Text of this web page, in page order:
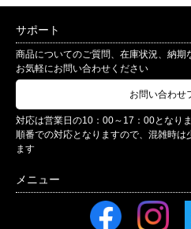
サポート
商品についてのご質問、在庫状況、納期
お気軽にお問い合わせください
お問い合わせ
対応は営業日の10：00～17：00となり
順番での対応となりますので、混雑時
ます